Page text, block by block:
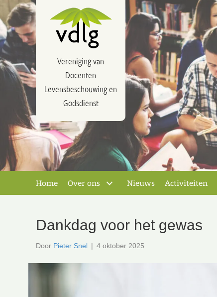
Vereniging van
Docenten
Levensbeschouwing en
Godsdienst
Home Over ons Nieuws Activiteiten
Dankdag voor het gewas
Door Pieter Snel | 4 oktober 2025